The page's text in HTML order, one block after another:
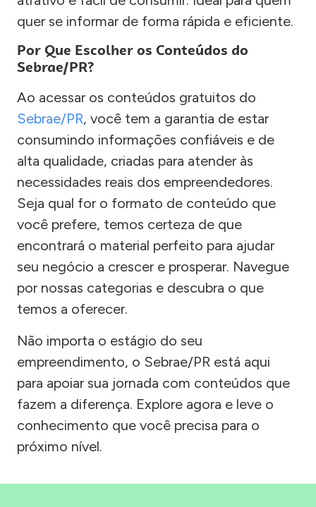
quer se informar de forma rápida e eficiente.
Por Que Escolher os Conteúdos do
Sebrae/PR?
Ao acessar os conteúdos gratuitos do
Sebrae/PR, você tem a garantia de estar
consumindo informações confiáveis e de
alta qualidade, criadas para atender às
necessidades reais dos empreendedores.
Seja qual for o formato de conteúdo que
você prefere, temos certeza de que
encontrará o material perfeito para ajudar
seu negócio a crescer e prosperar. Navegue
por nossas categorias e descubra o que
temos a oferecer.
Não importa o estágio do seu
empreendimento, o Sebrae/PR está aqui
para apoiar sua jornada com conteúdos que
fazem a diferença. Explore agora e leve o
conhecimento que você precisa para o
próximo nível.